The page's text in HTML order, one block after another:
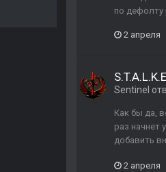
по дефолту
2 апреля
Sentinel
Как бы да,
раз начнет
добавить
2 апреля